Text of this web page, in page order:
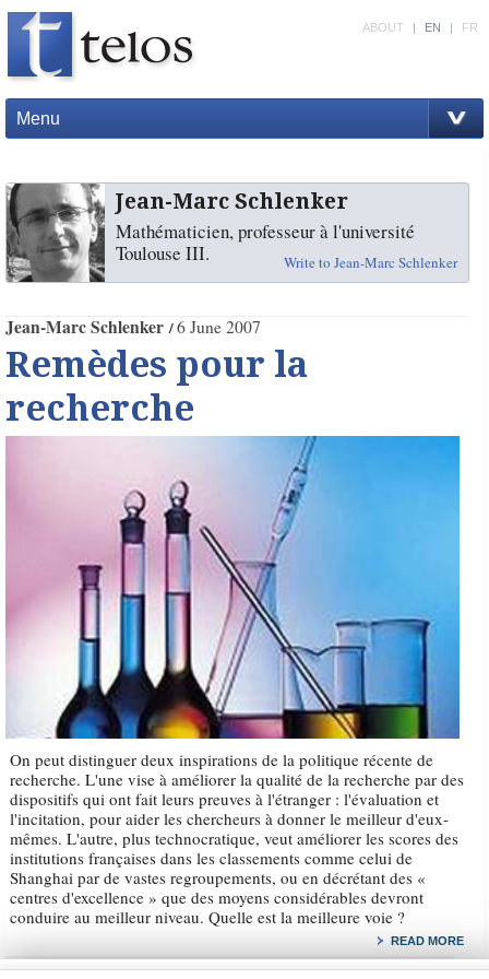
Menu
ABOUT | EN | FR
Jean-Marc Schlenker
Mathématicien, professeur à l'université
Toulouse III.
Write to Jean-Marc Schlenker
Jean-Marc Schlenker 6 June 2007
Remèdes pour la
recherche
On peut distinguer deux inspirations de la politique récente de
recherche. L'une vise à améliorer la qualité de la recherche par des
dispositifs qui ont fait leurs preuves à l'étranger : l'évaluation et
l'incitation, pour aider les chercheurs à donner le meilleur d'eux-
mêmes. L'autre, plus technocratique, veut améliorer les scores des
institutions françaises dans les classements comme celui de
Shanghai par de vastes regroupements, ou en décrétant des «
centres d'excellence » que des moyens considérables devront
conduire au meilleur niveau. Quelle est la meilleure voie ?
READ MORE